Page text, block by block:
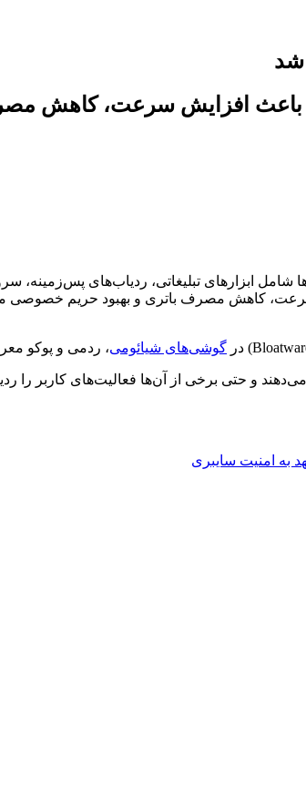
شد
باعث افزایش سرعت، کاهش
ابزارهای تبلیغاتی، ردیاب‌های پس‌زمینه،
گوشی‌های شیائومی، ردمی و پوکو
و حتی برخی از آن‌ها فعالیت‌های کاربر را